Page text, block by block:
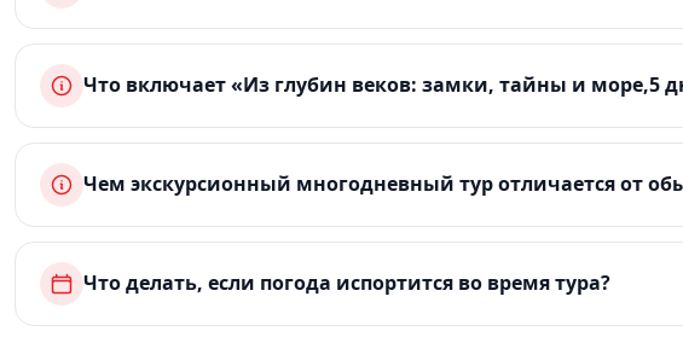
Что включает «Из глубин веков: замки, тайны и море,5
Чем экскурсионный многодневный тур отличается от
Что делать, если погода испортится во время тура?